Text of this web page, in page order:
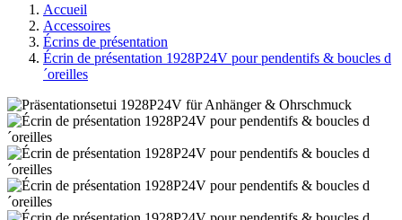
Accueil
Accessoires
Écrins de présentation
Écrin de présentation 1928P24V pour pendentifs & boucles d
´oreilles